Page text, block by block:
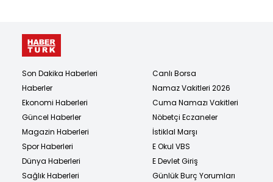
Son Dakika Haberleri
Haberler
Ekonomi Haberleri
Güncel Haberler
Magazin Haberleri
Spor Haberleri
Dünya Haberleri
Sağlık Haberleri
Canlı Borsa
Namaz Vakitleri 2026
Cuma Namazı Vakitleri
Nöbetçi Eczaneler
İstiklal Marşı
E Okul VBS
E Devlet Giriş
Günlük Burç Yorumları